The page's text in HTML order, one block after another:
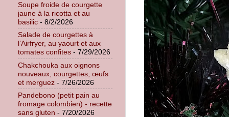
Soupe froide de courgette
jaune à la ricotta et au
basilic - 8/2/2026
Salade de courgettes à
l’Airfryer, au yaourt et aux
tomates confites - 7/29/2026
Chakchouka aux oignons
nouveaux, courgettes, œufs
et merguez - 7/26/2026
Pandebono (petit pain au
fromage colombien) - recette
sans gluten - 7/20/2026